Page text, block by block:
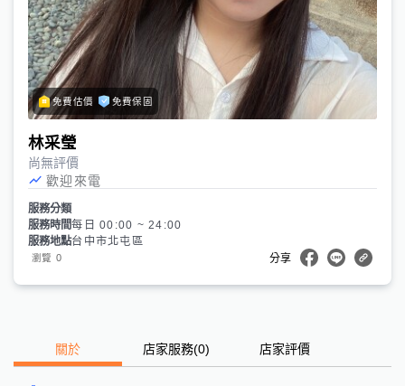
免費估價 免費保固
林采瑩
尚無評價
歡迎來電
服務分類
服務時間每日 00:00 ~ 24:00
服務地點台中市北屯區
瀏覽 0 分享
關於 店家服務(0) 店家評價